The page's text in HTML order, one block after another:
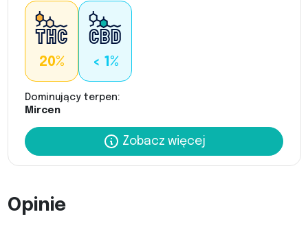
20% < 1%
Dominujący terpen:
Mircen
Zobacz więcej
Opinie